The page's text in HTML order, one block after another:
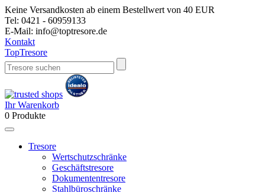
Keine Versandkosten ab einem Bestellwert von 40 EUR
Tel: 0421 - 60959133
E-Mail: info@toptresore.de
Kontakt
TopTresore
Ihr Warenkorb
0 Produkte
Tresore
Wertschutzschränke
Geschäftstresore
Dokumententresore
Stahlbüroschränke